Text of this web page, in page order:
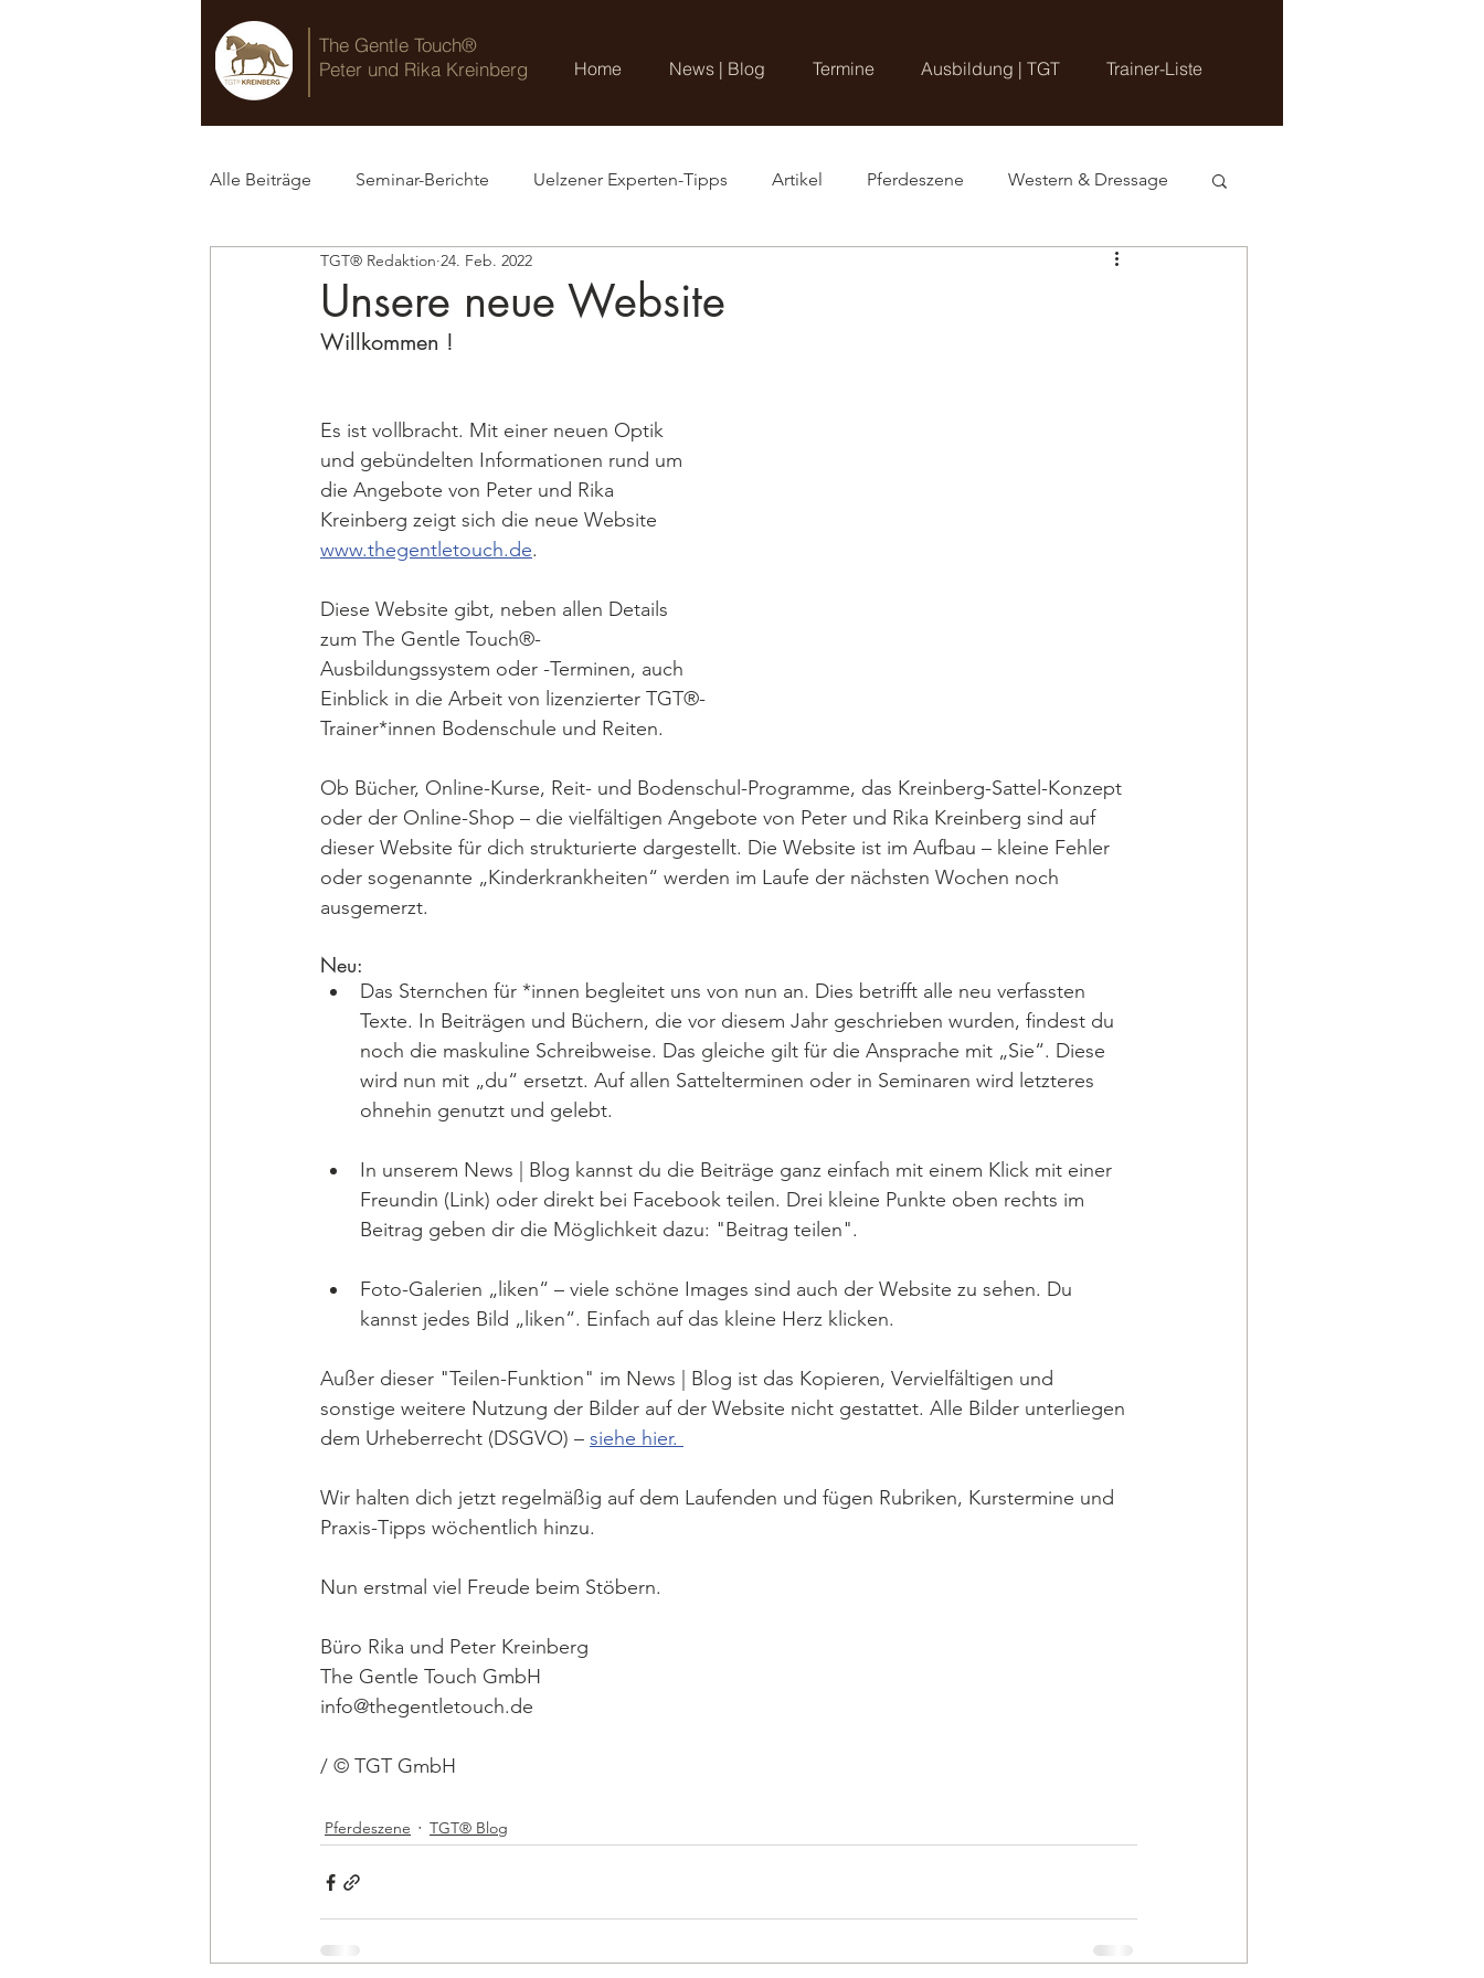
The Gentle Touch®
Peter und Rika Kreinberg
Home News | Blog Termine Ausbildung | TGT Trainer-Liste
Alle Beiträge Seminar-Berichte Uelzener Experten-Tipps Artikel Pferdeszene Western & Dressage
TGT® Blog
Unsere neue Website
TGT® Redaktion 24. Feb. 2022
Willkommen !
Es ist vollbracht. Mit einer neuen Optik
und gebündelten Informationen rund um
die Angebote von Peter und Rika
Kreinberg zeigt sich die neue Website
www.thegentletouch.de.
Diese Website gibt, neben allen Details
zum The Gentle Touch®-
Ausbildungssystem oder -Terminen, auch
Einblick in die Arbeit von lizenzierter TGT®-
Trainer*innen Bodenschule und Reiten.
Ob Bücher, Online-Kurse, Reit- und Bodenschul-Programme, das Kreinberg-Sattel-Konzept
oder der Online-Shop – die vielfältigen Angebote von Peter und Rika Kreinberg sind auf
dieser Website für dich strukturierte dargestellt. Die Website ist im Aufbau – kleine Fehler
oder sogenannte „Kinderkrankheiten“ werden im Laufe der nächsten Wochen noch
ausgemerzt.
Neu:
Das Sternchen für *innen begleitet uns von nun an. Dies betrifft alle neu verfassten
Texte. In Beiträgen und Büchern, die vor diesem Jahr geschrieben wurden, findest du
noch die maskuline Schreibweise. Das gleiche gilt für die Ansprache mit „Sie“. Diese
wird nun mit „du“ ersetzt. Auf allen Sattelterminen oder in Seminaren wird letzteres
ohnehin genutzt und gelebt.
In unserem News | Blog kannst du die Beiträge ganz einfach mit einem Klick mit einer
Freundin (Link) oder direkt bei Facebook teilen. Drei kleine Punkte oben rechts im
Beitrag geben dir die Möglichkeit dazu: "Beitrag teilen".
Foto-Galerien „liken“ – viele schöne Images sind auch der Website zu sehen. Du
kannst jedes Bild „liken“. Einfach auf das kleine Herz klicken.
Außer dieser "Teilen-Funktion" im News | Blog ist das Kopieren, Vervielfältigen und
sonstige weitere Nutzung der Bilder auf der Website nicht gestattet. Alle Bilder unterliegen
dem Urheberrecht (DSGVO) – siehe hier.
Wir halten dich jetzt regelmäßig auf dem Laufenden und fügen Rubriken, Kurstermine und
Praxis-Tipps wöchentlich hinzu.
Nun erstmal viel Freude beim Stöbern.
Büro Rika und Peter Kreinberg
The Gentle Touch GmbH
info@thegentletouch.de
/ © TGT GmbH
Pferdeszene TGT® Blog